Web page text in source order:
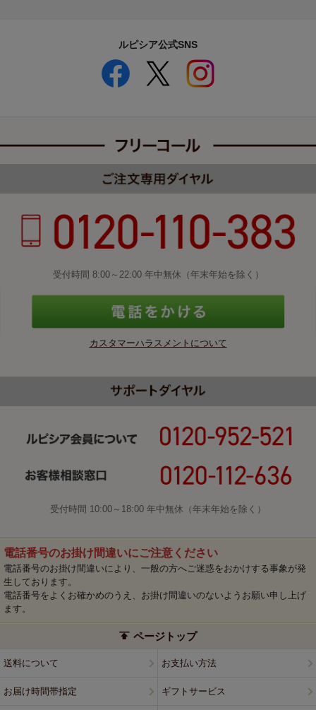
ルピシア公式SNS
受付時間 8:00～22:00 年中無休（年末年始を除く）
カスタマーハラスメントについて
受付時間 10:00～18:00 年中無休（年末年始を除く）
電話番号のお掛け間違いにご注意ください
電話番号のお掛け間違いにより、一般の方へご迷惑をおかけする事象が発
生しております。
電話番号をよくお確かめのうえ、お掛け間違いのないようお願い申し上げ
ます。
ページトップ
送料について お支払い方法
お届け時間帯指定 ギフトサービス